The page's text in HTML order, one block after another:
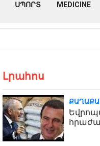
ՍՊՈՐՏ MEDICINE
Լրահոս